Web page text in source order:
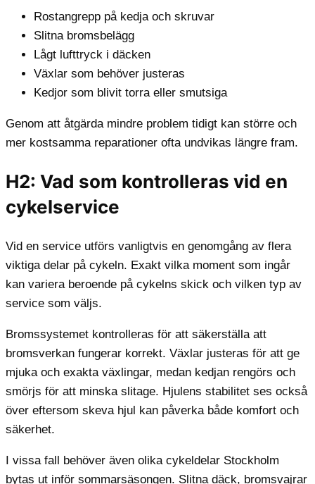
Rostangrepp på kedja och skruvar
Slitna bromsbelägg
Lågt lufttryck i däcken
Växlar som behöver justeras
Kedjor som blivit torra eller smutsiga
Genom att åtgärda mindre problem tidigt kan större och
mer kostsamma reparationer ofta undvikas längre fram.
H2: Vad som kontrolleras vid en
cykelservice
Vid en service utförs vanligtvis en genomgång av flera
viktiga delar på cykeln. Exakt vilka moment som ingår
kan variera beroende på cykelns skick och vilken typ av
service som väljs.
Bromssystemet kontrolleras för att säkerställa att
bromsverkan fungerar korrekt. Växlar justeras för att ge
mjuka och exakta växlingar, medan kedjan rengörs och
smörjs för att minska slitage. Hjulens stabilitet ses också
över eftersom skeva hjul kan påverka både komfort och
säkerhet.
I vissa fall behöver även olika cykeldelar Stockholm
bytas ut inför sommarsäsongen. Slitna däck, bromsvajrar